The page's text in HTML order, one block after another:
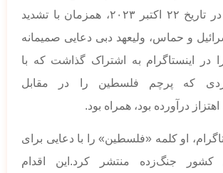
فلسطین است. در تاریخ ۲۲ اکتبر ۲۰۲۳، همزمان با تشدید
و حماس، ولیعهد دبی دعایی صمیمانه
در اینستاگرام به اشتراک گذاشت که با
که پرچم فلسطین را در مقابل
درآورده بود، همراه بود.
او کلمه «فلسطین» را با دعایی برای
کشور جنگ‌زده منتشر کرد.این اقدام